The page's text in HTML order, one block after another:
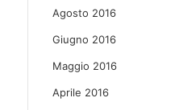
Agosto 2016
Giugno 2016
Maggio 2016
Aprile 2016